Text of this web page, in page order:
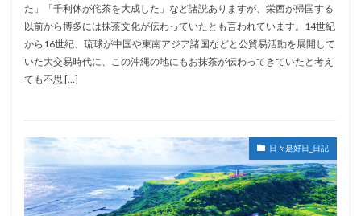
た」「千利休が侘茶を大成した」など諸説ありますが、栄西が帰国する
以前から博多には抹茶文化が伝わっていたとも言われています。14世紀
から16世紀、琉球が中国や東南アジア諸国などと公貿易活動を展開して
いた大交易時代に、この沖縄の地にもお抹茶が伝わってきていたと考え
ても不思 […]
日々是好日_日記